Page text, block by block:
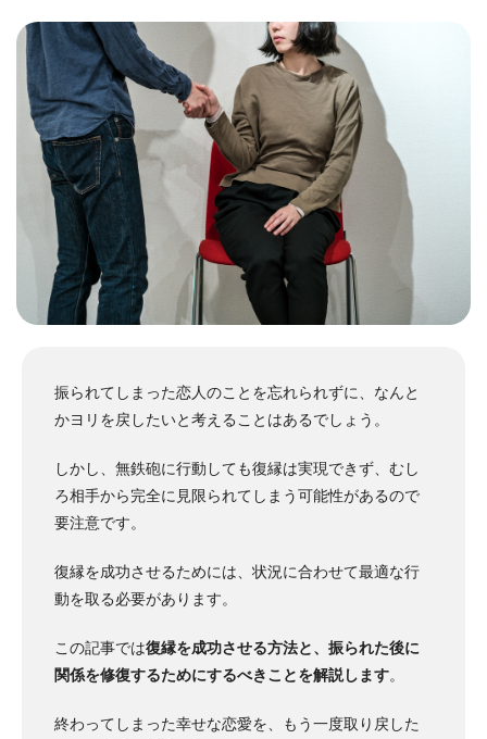
振られてしまった恋人のことを忘れられずに、なんと
かヨリを戻したいと考えることはあるでしょう。
しかし、無鉄砲に行動しても復縁は実現できず、むし
ろ相手から完全に見限られてしまう可能性があるので
要注意です。
復縁を成功させるためには、状況に合わせて最適な行
動を取る必要があります。
この記事では復縁を成功させる方法と、振られた後に
関係を修復するためにするべきことを解説します。
終わってしまった幸せな恋愛を、もう一度取り戻した